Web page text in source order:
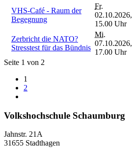
VHS-Café - Raum der
Begegnung
Fr.
02.10.2026,
15.00 Uhr
Zerbricht die NATO?
Stresstest für das Bündnis
Mi.
07.10.2026,
17.00 Uhr
Seite 1 von 2
1
2
Volkshochschule Schaumburg
Jahnstr. 21A
31655 Stadthagen